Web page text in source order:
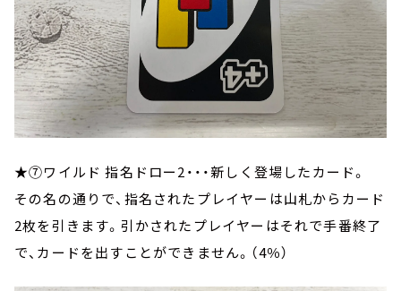
★⑦ワイルド 指名ドロー2・・・新しく登場したカード。
その名の通りで、指名されたプレイヤーは山札からカード
2枚を引きます。引かされたプレイヤーはそれで手番終了
で、カードを出すことができません。（4％）